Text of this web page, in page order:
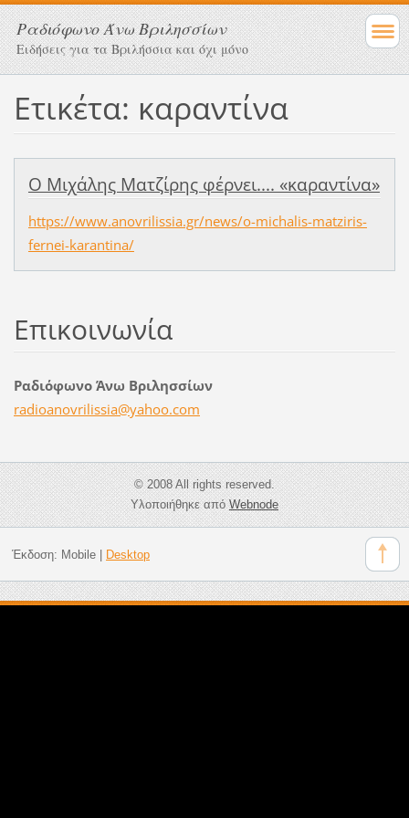
Ραδιόφωνο Άνω Βριλησσίων
Ειδήσεις για τα Βριλήσσια και όχι μόνο
Ετικέτα: καραντίνα
Ο Μιχάλης Ματζίρης φέρνει.... «καραντίνα»
https://www.anovrilissia.gr/news/o-michalis-matziris-
fernei-karantina/
Επικοινωνία
Ραδιόφωνο Άνω Βριλησσίων
radioanovrilissia@yahoo.com
© 2008 All rights reserved.
Υλοποιήθηκε απόWebnode
Έκδοση: Mobile| Desktop